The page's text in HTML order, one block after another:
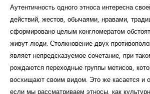
Аутентичность одного этноса интересна
действий, жестов, обычаями, нравами,
сформировано целым конгломератом
живут люди. Столкновение двух
являет непредсказуемое сочетание, при
рождаются переходные группы метисов,
восхищают своим видом. Это же касается и
если мы рассматриваем этносы, как